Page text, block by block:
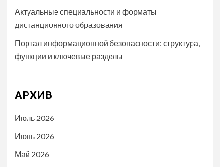
Актуальные специальности и форматы
дистанционного образования
Портал информационной безопасности: структура,
функции и ключевые разделы
АРХИВ
Июль 2026
Июнь 2026
Май 2026